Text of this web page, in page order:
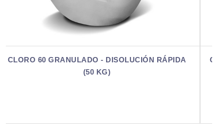
CLORO 60 GRANULADO - DISOLUCIÓN RÁPIDA